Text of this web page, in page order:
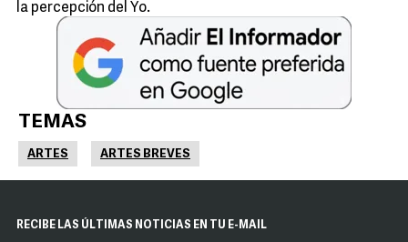
la percepción del Yo.
TEMAS
ARTES ARTES BREVES
RECIBE LAS ÚLTIMAS NOTICIAS EN TU E-MAIL